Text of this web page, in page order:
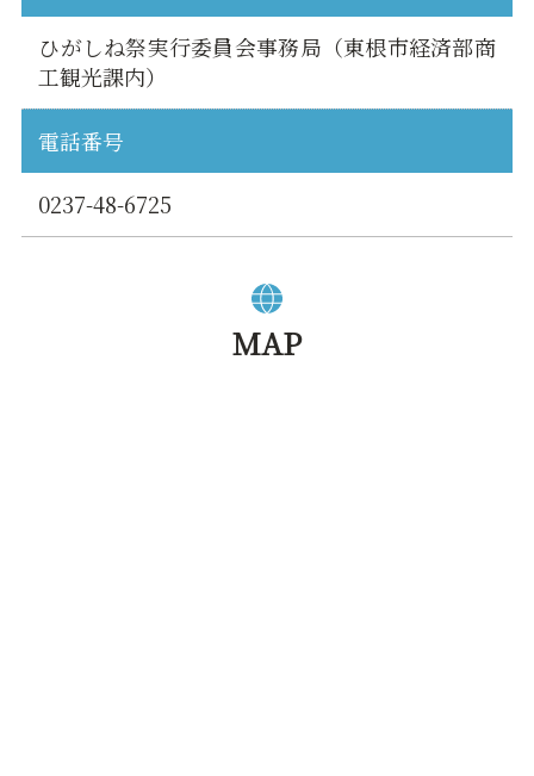
ひがしね祭実行委員会事務局（東根市経済部商
工観光課内）
電話番号
0237-48-6725
MAP